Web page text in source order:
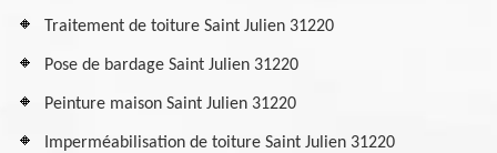
Traitement de toiture Saint Julien 31220
Pose de bardage Saint Julien 31220
Peinture maison Saint Julien 31220
Imperméabilisation de toiture Saint Julien 31220